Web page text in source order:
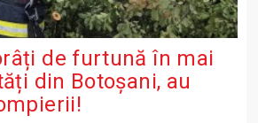
de furtună în mai
din Botoșani, au